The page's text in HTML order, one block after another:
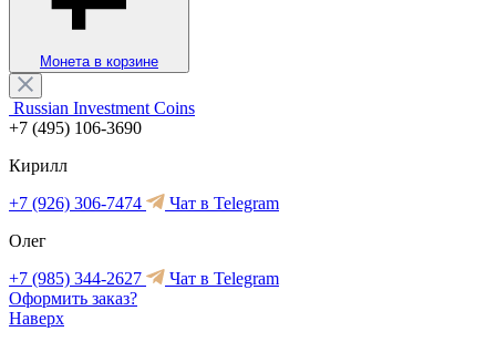
Монета в корзине
Russian Investment Coins
+7 (495) 106-3690
Кирилл
+7 (926) 306-7474
Чат в Telegram
Олег
+7 (985) 344-2627
Чат в Telegram
Оформить заказ?
Наверх